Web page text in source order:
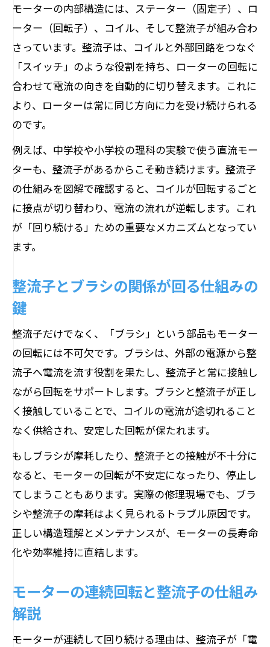
モーターの内部構造には、ステーター（固定子）、ロ
ーター（回転子）、コイル、そして整流子が組み合わ
さっています。整流子は、コイルと外部回路をつなぐ
「スイッチ」のような役割を持ち、ローターの回転に
合わせて電流の向きを自動的に切り替えます。これに
より、ローターは常に同じ方向に力を受け続けられる
のです。
例えば、中学校や小学校の理科の実験で使う直流モー
ターも、整流子があるからこそ動き続けます。整流子
の仕組みを図解で確認すると、コイルが回転するごと
に接点が切り替わり、電流の流れが逆転します。これ
が「回り続ける」ための重要なメカニズムとなってい
ます。
整流子とブラシの関係が回る仕組みの
鍵
整流子だけでなく、「ブラシ」という部品もモーター
の回転には不可欠です。ブラシは、外部の電源から整
流子へ電流を流す役割を果たし、整流子と常に接触し
ながら回転をサポートします。ブラシと整流子が正し
く接触していることで、コイルの電流が途切れること
なく供給され、安定した回転が保たれます。
もしブラシが摩耗したり、整流子との接触が不十分に
なると、モーターの回転が不安定になったり、停止し
てしまうこともあります。実際の修理現場でも、ブラ
シや整流子の摩耗はよく見られるトラブル原因です。
正しい構造理解とメンテナンスが、モーターの長寿命
化や効率維持に直結します。
モーターの連続回転と整流子の仕組み
解説
モーターが連続して回り続ける理由は、整流子が「電